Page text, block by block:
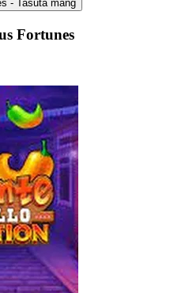
- Tasuta mäng
Fortunes